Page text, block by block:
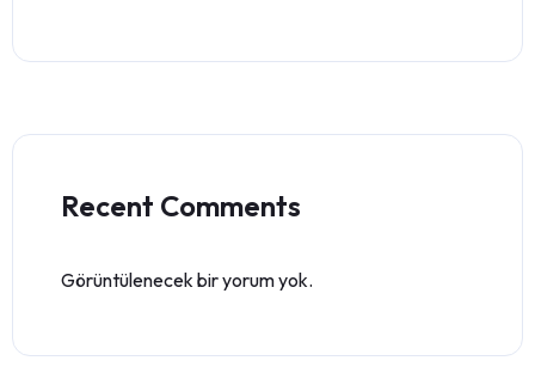
Recent Comments
Görüntülenecek bir yorum yok.